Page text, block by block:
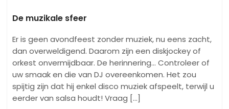
De muzikale sfeer
Er is geen avondfeest zonder muziek, nu eens zacht,
dan overweldigend. Daarom zijn een diskjockey of
orkest onvermijdbaar. De herinnering... Controleer of
uw smaak en die van DJ overeenkomen. Het zou
spijtig zijn dat hij enkel disco muziek afspeelt, terwijl u
eerder van salsa houdt! Vraag [...]